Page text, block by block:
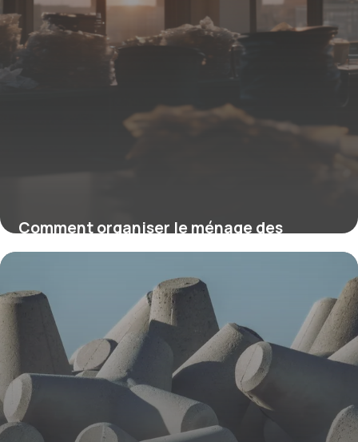
Comment organiser le ménage des
bureaux le soir sans perturber vos équipes